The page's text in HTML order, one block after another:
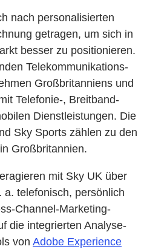
nach personalisierten
getragen, um sich in
besser zu positionieren.
Telekommunikations-
Großbritanniens und
Telefonie-, Breitband-
Dienstleistungen. Die
Sky Sports zählen zu den
Großbritannien.
mit Sky UK über
a. telefonisch, persönlich
Channel-Marketing-
die integrierten Analyse-
von Adobe Experience